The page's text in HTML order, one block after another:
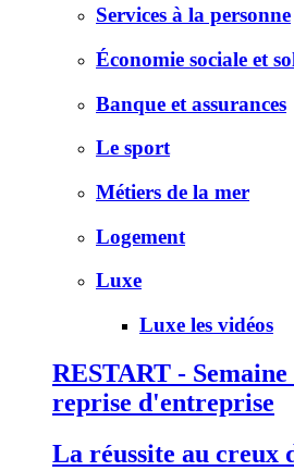
Services à la personne
Économie sociale et
Banque et assurances
Le sport
Métiers de la mer
Logement
Luxe
Luxe les vidéos
RESTART -
reprise d'entreprise
La réussite au creux